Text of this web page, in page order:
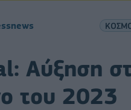
Αύξηση
του 2023